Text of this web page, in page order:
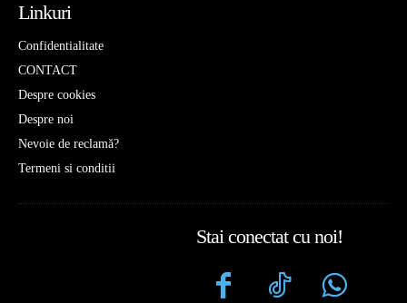
Linkuri
Confidentialitate
CONTACT
Despre cookies
Despre noi
Nevoie de reclamă?
Termeni si conditii
Stai conectat cu noi!